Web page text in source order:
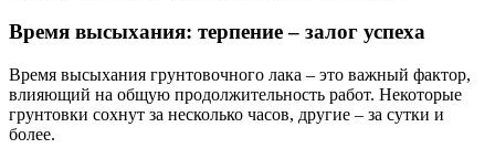
Время высыхания: терпение – залог успеха
Время высыхания грунтовочного лака – это важный фактор,
влияющий на общую продолжительность работ. Некоторые
грунтовки сохнут за несколько часов, другие – за сутки и
более.